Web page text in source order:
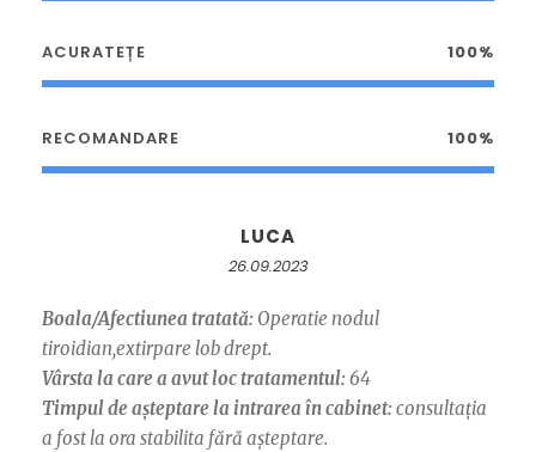
ACURATEȚE 100%
RECOMANDARE 100%
LUCA
26.09.2023
Boala/Afectiunea tratată: Operatie nodul
tiroidian,extirpare lob drept.
Vârsta la care a avut loc tratamentul: 64
Timpul de așteptare la intrarea în cabinet: consultația
a fost la ora stabilita fără așteptare.